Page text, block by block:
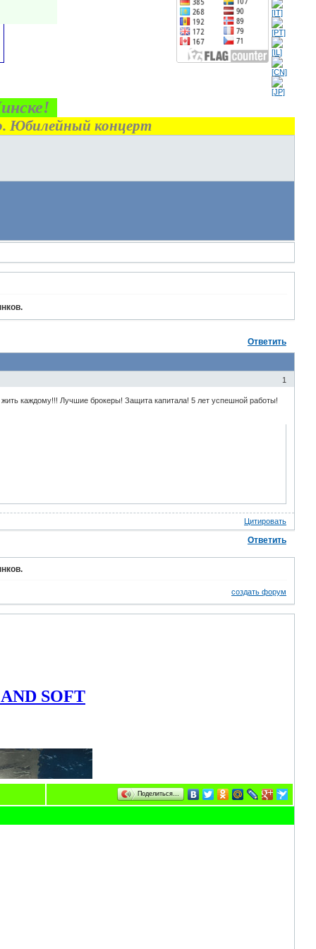
Юбилейный концерт
Ответить
1
каждому!!! Лучшие брокеры! Защита капитала! 5 лет успешной работы!
Цитировать
Ответить
создать форум
Поделиться…